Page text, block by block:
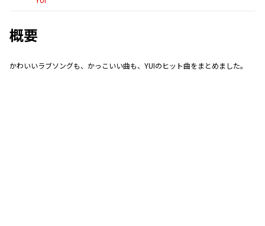
概要
かわいいラブソングも、かっこいい曲も、YUIのヒット曲をまとめました。